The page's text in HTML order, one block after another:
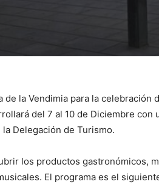
de la Vendimia para la celebración
del 7 al 10 de Diciembre con
Delegación de Turismo.
los productos gastronómicos,
El programa es el